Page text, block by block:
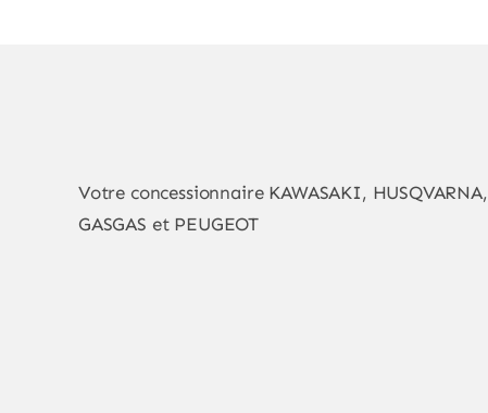
Votre concessionnaire KAWASAKI, HUSQVARNA,
GASGAS et PEUGEOT